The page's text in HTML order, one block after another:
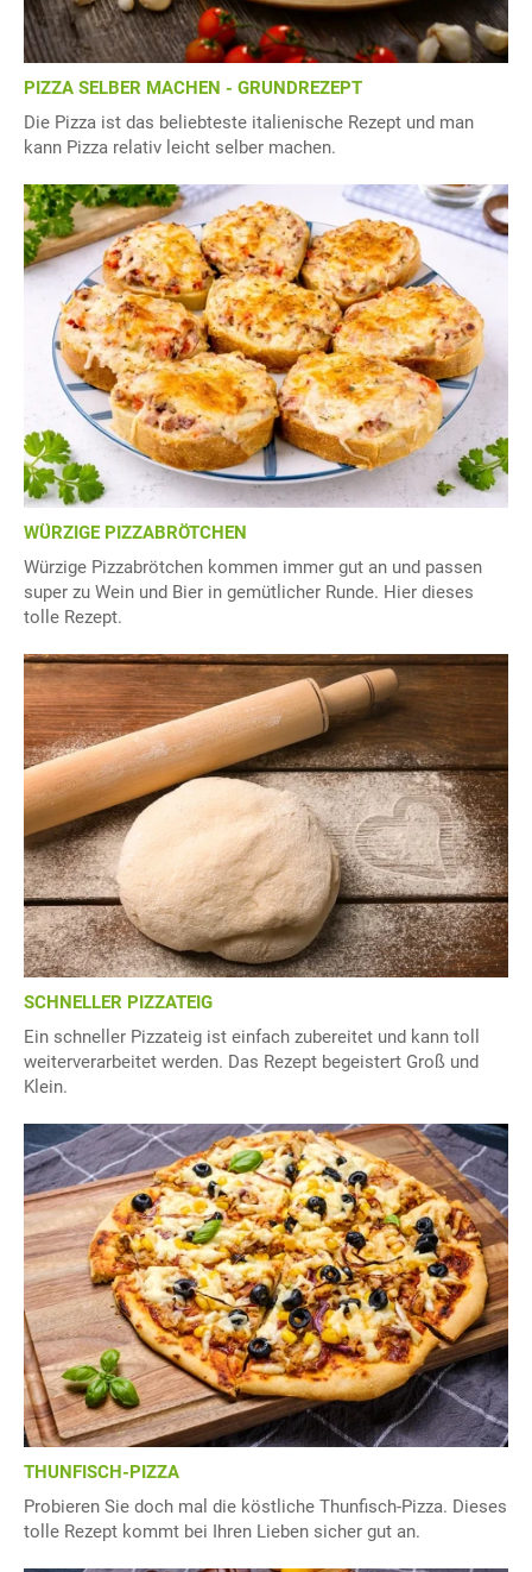
PIZZA SELBER MACHEN - GRUNDREZEPT
Die Pizza ist das beliebteste italienische Rezept und man
kann Pizza relativ leicht selber machen.
WÜRZIGE PIZZABRÖTCHEN
Würzige Pizzabrötchen kommen immer gut an und passen
super zu Wein und Bier in gemütlicher Runde. Hier dieses
tolle Rezept.
SCHNELLER PIZZATEIG
Ein schneller Pizzateig ist einfach zubereitet und kann toll
weiterverarbeitet werden. Das Rezept begeistert Groß und
Klein.
THUNFISCH-PIZZA
Probieren Sie doch mal die köstliche Thunfisch-Pizza. Dieses
tolle Rezept kommt bei Ihren Lieben sicher gut an.